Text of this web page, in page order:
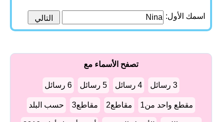
اسمك الأول:
تصفح الأسماء مع
3 رسائل 4 رسائل 5 رسائل 6 رسائل
مقطع واحد من1 مقاطع2 مقاطع3 حسب البلد